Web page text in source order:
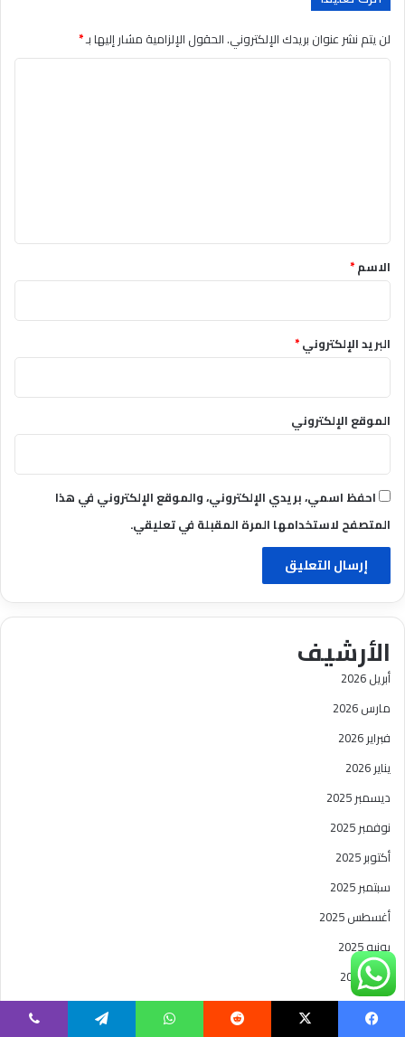
لن يتم نشر عنوان بريدك الإلكتروني.الحقول الإلزامية مشار إليها بـ*
*الاسم*
البريد الإلكتروني*
الموقع الإلكتروني
احفظ اسمي، بريدي الإلكتروني، والموقع الإلكتروني في هذا
المتصفح لاستخدامها المرة المقبلة في تعليقي.
الأرشيف
أبريل 2026
مارس 2026
فبراير 2026
يناير 2026
ديسمبر 2025
نوفمبر 2025
أكتوبر 2025
سبتمبر 2025
أغسطس 2025
يونيو 2025
مايو 2025
مارس 2025